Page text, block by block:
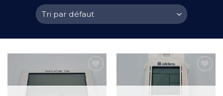
Add to
Wishlist
Wishlist